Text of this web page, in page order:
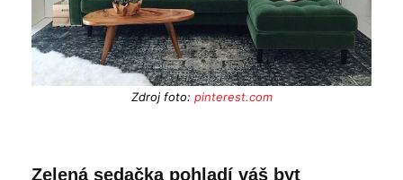
Zdroj foto: pinterest.com
Zelená sedačka pohladí váš byt